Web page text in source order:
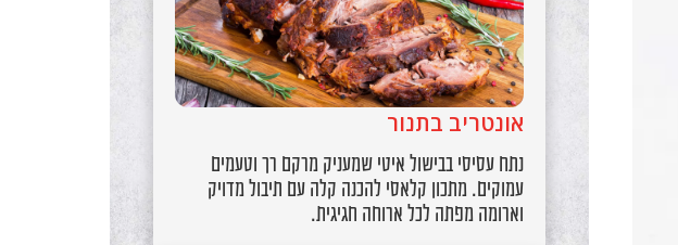
אונטריב בתנור
נתח עסיסי בבישול איטי שמעניק מרקם רך וטעמים
עמוקים. מתכון קלאסי להכנה קלה עם תיבול מדויק
וארומה מפתה לכל ארוחה חגיגית.